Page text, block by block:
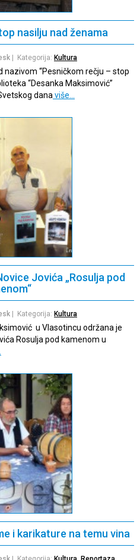
nasilju nad ženama
| Kategorija: Kultura
nazivom “Pesničkom rečju – stop
“Desanka Maksimović”
dana više…
Jovića „Rosulja pod
| Kategorija: Kultura
u Vlasotincu održana je
Rosulja pod kamenom u
i karikature na temu vina